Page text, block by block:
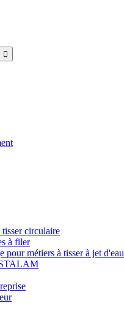
tisser circulaire
à filer
pour métiers à tisser à jet d'eau
STALAM